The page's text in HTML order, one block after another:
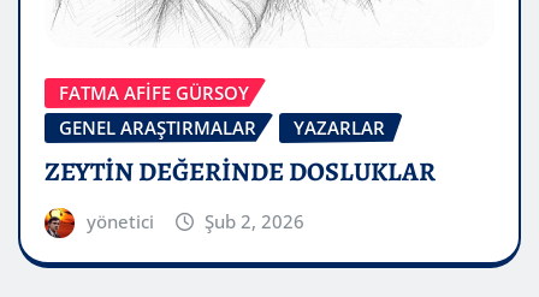
FATMA AFİFE GÜRSOY
GENEL ARAŞTIRMALAR
YAZARLAR
ZEYTİN DEĞERİNDE DOSLUKLAR
yönetici Şub 2, 2026